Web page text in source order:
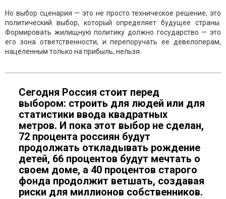
Но выбор сценария — это не просто техническое решение, это
политический выбор, который определяет будущее страны.
Формировать жилищную политику должно государство — это
его зона ответственности, и перепоручать ее девелоперам,
нацеленным только на прибыль, нельзя.
Сегодня Россия стоит перед
выбором: строить для людей или для
статистики ввода квадратных
метров. И пока этот выбор не сделан,
72 процента россиян будут
продолжать откладывать рождение
детей, 66 процентов будут мечтать о
своем доме, а 40 процентов старого
фонда продолжит ветшать, создавая
риски для миллионов собственников.